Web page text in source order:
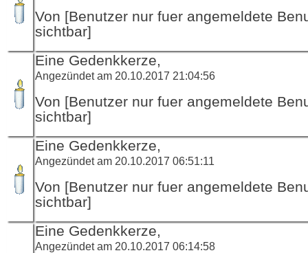
Von [Benutzer nur fuer angemeldete
sichtbar]
Eine Gedenkkerze,
Angezündet am 20.10.2017 21:04:56
Von [Benutzer nur fuer angemeldete
sichtbar]
Eine Gedenkkerze,
Angezündet am 20.10.2017 06:51:11
Von [Benutzer nur fuer angemeldete
sichtbar]
Eine Gedenkkerze,
Angezündet am 20.10.2017 06:14:58